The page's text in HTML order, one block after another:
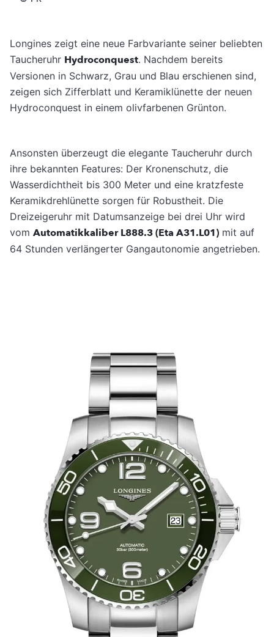
Longines zeigt eine neue Farbvariante seiner beliebten
Taucheruhr Hydroconquest. Nachdem bereits
Versionen in Schwarz, Grau und Blau erschienen sind,
zeigen sich Zifferblatt und Keramiklünette der neuen
Hydroconquest in einem olivfarbenen Grünton.
Ansonsten überzeugt die elegante Taucheruhr durch
ihre bekannten Features: Der Kronenschutz, die
Wasserdichtheit bis 300 Meter und eine kratzfeste
Keramikdrehlünette sorgen für Robustheit. Die
Dreizeigeruhr mit Datumsanzeige bei drei Uhr wird
vom Automatikkaliber L888.3 (Eta A31.L01) mit auf
64 Stunden verlängerter Gangautonomie angetrieben.